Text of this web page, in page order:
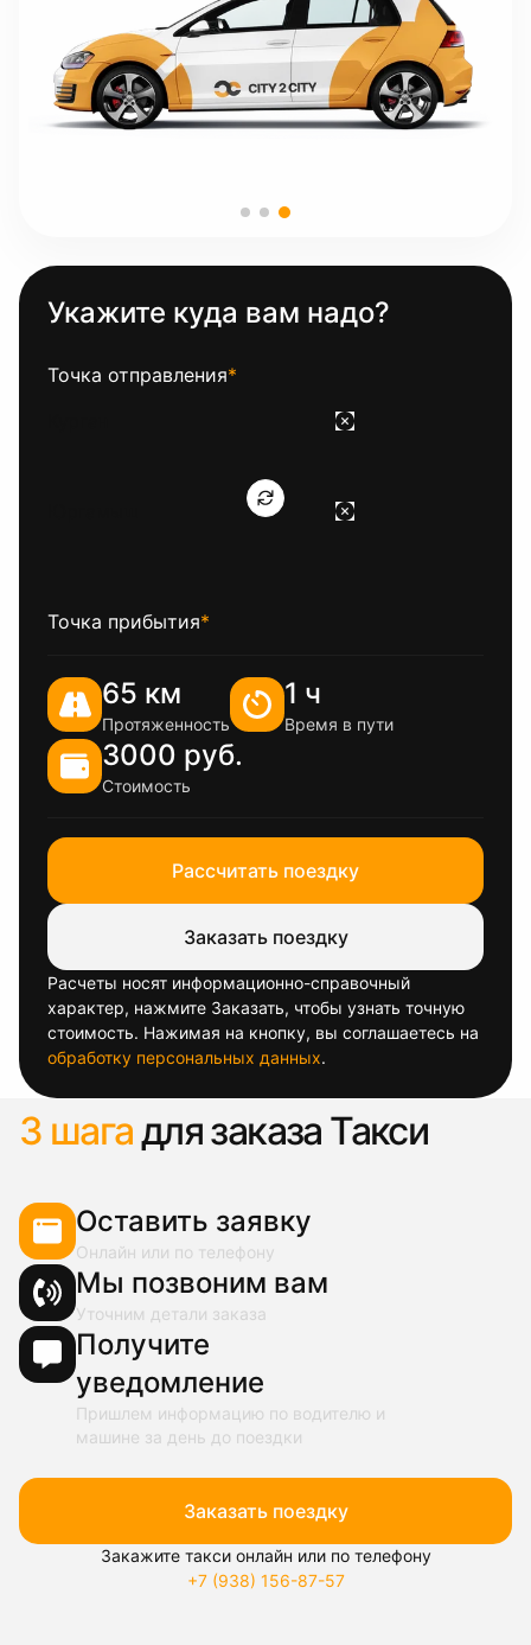
Укажите куда вам надо?
Точка отправления*
Точка прибытия*
65 км
Протяженность
1 ч
Время в пути
3000 руб.
Стоимость
Рассчитать поездку
Заказать поездку
Расчеты носят информационно-справочный
характер, нажмите Заказать, чтобы узнать точную
стоимость. Нажимая на кнопку, вы соглашаетесь на
обработку персональных данных.
3 шагадля заказа Такси
Оставить заявку
Онлайн или по телефону
Мы позвоним вам
Уточним детали заказа
Получите
уведомление
Пришлем информацию по водителю и
машине за день до поездки
Заказать поездку
Закажите такси онлайн или по телефону
+7 (938) 156-87-57